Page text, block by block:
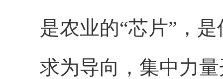
是农业的“芯片”，
求为导向，集中力